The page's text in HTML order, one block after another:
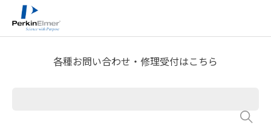
各種お問い合わせ・修理受付はこちら
ホーム
分析屋さんが言いたがらない 分析のテクニックあれこ
れ